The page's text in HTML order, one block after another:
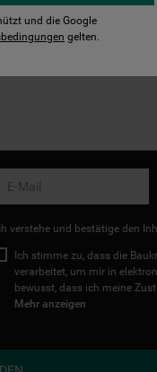
verstehe und bestätige den
Ich stimme zu, dass die
verarbeitet, um mir in
bewusst, dass ich meine
Mehr anzeigen
und die Google
gelten.